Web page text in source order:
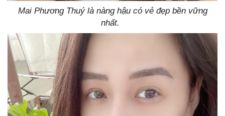
Mai Phương Thuý là nàng hậu có vẻ đẹp bền vững
nhất.